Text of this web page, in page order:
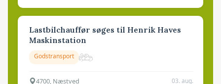
Lastbilchauffør søges til Henrik Haves
Maskinstation
Godstransport
4700, Næstved 03. aug.